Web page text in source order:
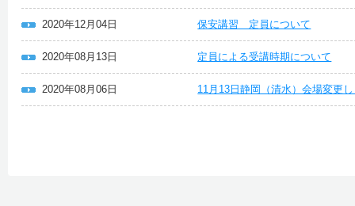
2020年12月04日 保安講習 定員について
2020年08月13日 定員による受講時期について
2020年08月06日 11月13日静岡（清水）会場変更